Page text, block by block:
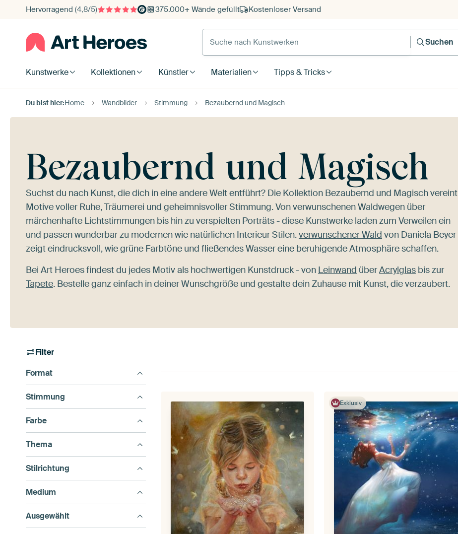
Hervorragend (4,8/5) 375.000+ Wände gefüllt Kostenloser Versand
Suche nach Kunstwerken
Suchen
Kunstwerke Kollektionen Künstler Materialien Tipps & Tricks
Du bist hier:Home Wandbilder Stimmung Bezaubernd und Magisch
Bezaubernd und Magisch
Suchst du nach Kunst, die dich in eine andere Welt entführt? Die Kollektion Bezaubernd und Magisch vereint
Motive voller Ruhe, Träumerei und geheimnisvoller Stimmung. Von verwunschenen Waldwegen über
märchenhafte Lichtstimmungen bis hin zu verspielten Porträts - diese Kunstwerke laden zum Verweilen ein
und passen wunderbar zu modernen wie natürlichen Interieur Stilen.verwunschener Wald von Daniela Beyer
zeigt eindrucksvoll, wie grüne Farbtöne und fließendes Wasser eine beruhigende Atmosphäre schaffen.
Bei Art Heroes findest du jedes Motiv als hochwertigen Kunstdruck - von Leinwand überAcrylglas bis zur
Tapete. Bestelle ganz einfach in deiner Wunschgröße und gestalte dein Zuhause mit Kunst, die verzaubert.
Filter
Format
Stimmung
Farbe
Thema
Stilrichtung
Medium
Ausgewählt
Exklusiv